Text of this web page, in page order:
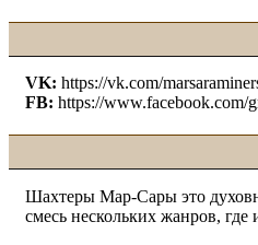
VK: https://vk.com/
FB: https://www.facebook.com/
Шахтеры Мар-Сары это
смесь нескольких жанров,